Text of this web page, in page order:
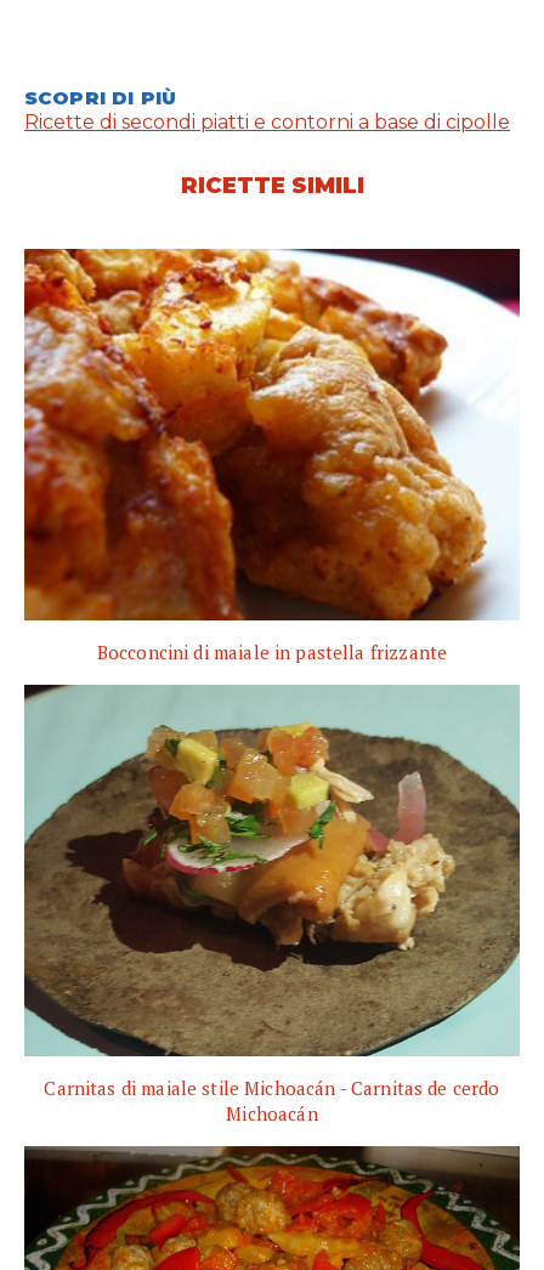
SCOPRI DI PIÙ
Ricette di secondi piatti e contorni a base di cipolle
RICETTE SIMILI
Bocconcini di maiale in pastella frizzante
Carnitas di maiale stile Michoacán - Carnitas de cerdo
Michoacán